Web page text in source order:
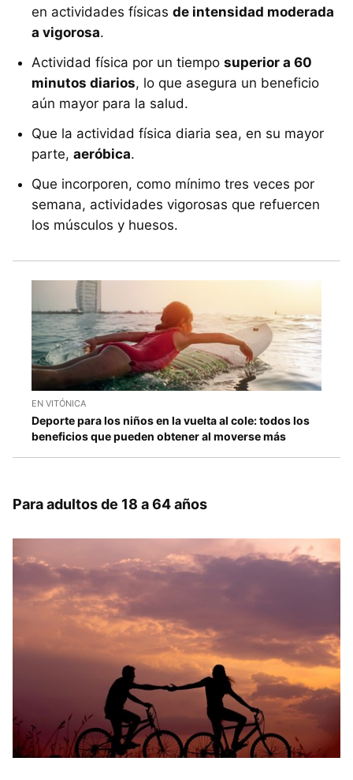
en actividades físicas de intensidad moderada
a vigorosa.
Actividad física por un tiempo superior a 60
minutos diarios, lo que asegura un beneficio
aún mayor para la salud.
Que la actividad física diaria sea, en su mayor
parte, aeróbica.
Que incorporen, como mínimo tres veces por
semana, actividades vigorosas que refuercen
los músculos y huesos.
EN VITÓNICA
Deporte para los niños en la vuelta al cole: todos los
beneficios que pueden obtener al moverse más
Para adultos de 18 a 64 años